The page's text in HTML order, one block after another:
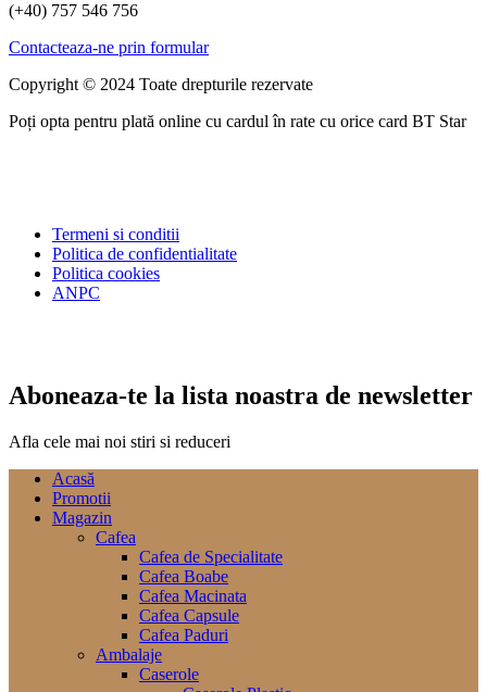
(+40) 757 546 756
Contacteaza-ne prin formular
Copyright © 2024 Toate drepturile rezervate
Poți opta pentru plată online cu cardul în rate cu orice card BT Star
Termeni si conditii
Politica de confidentialitate
Politica cookies
ANPC
Aboneaza-te la lista noastra de newsletter
Afla cele mai noi stiri si reduceri
Acasă
Promotii
Magazin
Cafea
Cafea de Specialitate
Cafea Boabe
Cafea Macinata
Cafea Capsule
Cafea Paduri
Ambalaje
Caserole